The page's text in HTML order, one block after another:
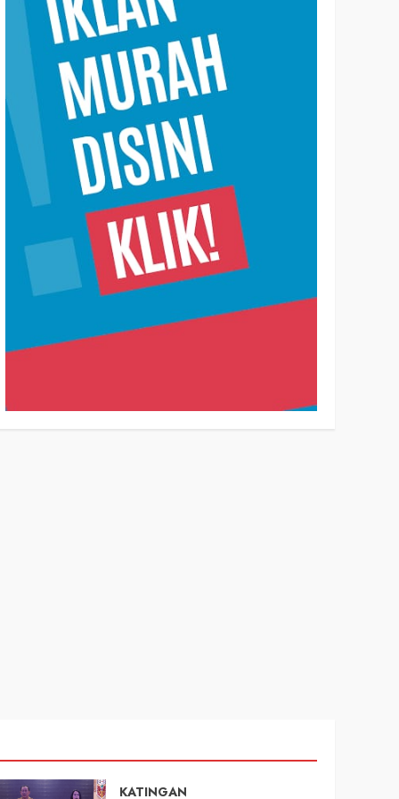
KATINGAN